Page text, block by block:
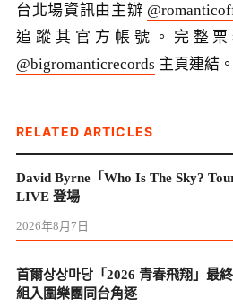
台北場資訊由主辦
追蹤其官方帳號。完整
@bigromanticrecords 主頁連結。
RELATED ARTICLES
David Byrne「Who Is The Sky?
LIVE 登場
2026年8月7日
首爾상상마당「2026 青春飛翔」最
組入圍樂團同台角逐